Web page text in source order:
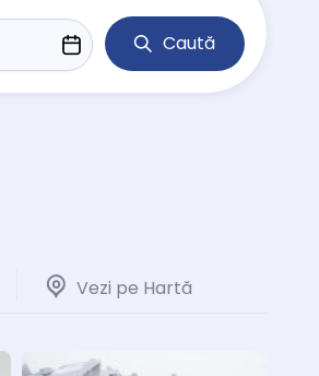
Caută
Vezi pe Hartă